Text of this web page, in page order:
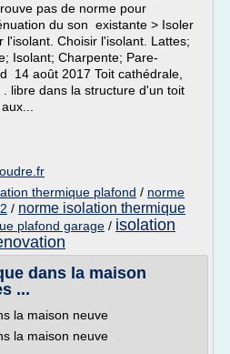
pas de norme pour
du son existante > Isoler
l'isolant. Choisir l'isolant. Lattes;
Isolant; Charpente; Pare-
14 août 2017 Toit cathédrale,
libre dans la structure d'un toit
thermique plafond / norme
/ norme isolation thermique
plafond garage / isolation
dans la maison
...
la maison neuve
la maison neuve